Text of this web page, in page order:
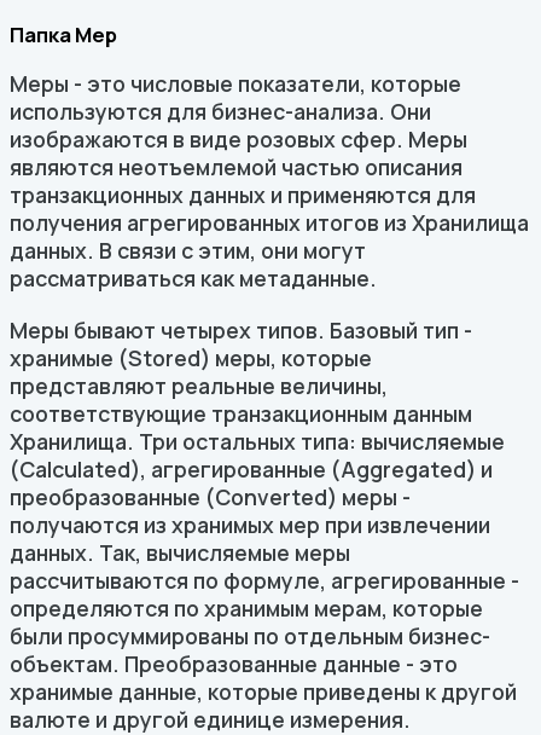
Папка Мер
Меры - это числовые показатели, которые
используются для бизнес-анализа. Они
изображаются в виде розовых сфер. Меры
являются неотъемлемой частью описания
транзакционных данных и применяются для
получения агрегированных итогов из Хранилища
данных. В связи с этим, они могут
рассматриваться как метаданные.
Меры бывают четырех типов. Базовый тип -
хранимые (Stored) меры, которые
представляют реальные величины,
соответствующие транзакционным данным
Хранилища. Три остальных типа: вычисляемые
(Calculated), агрегированные (Aggregated) и
преобразованные (Converted) меры -
получаются из хранимых мер при извлечении
данных. Так, вычисляемые меры
рассчитываются по формуле, агрегированные -
определяются по хранимым мерам, которые
были просуммированы по отдельным бизнес-
объектам. Преобразованные данные - это
хранимые данные, которые приведены к другой
валюте и другой единице измерения.